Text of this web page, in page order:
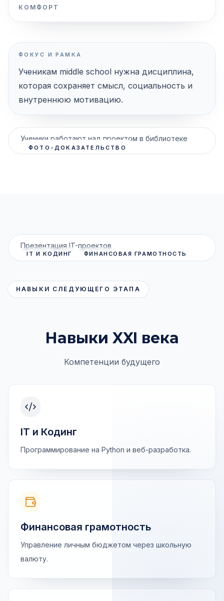
КОМФОРТ
ФОКУС И РАМКА
Ученикам middle school нужна дисциплина,
которая сохраняет смысл, социальность и
внутреннюю мотивацию.
ФОТО-ДОКАЗАТЕЛЬСТВО
Ученики работают над проектом в библиотеке
НАВЫКИ СЛЕДУЮЩЕГО ЭТАПА
Навыки XXI века
Компетенции будущего
IT и Кодинг
Программирование на Python и веб-разработка.
Финансовая грамотность
Управление личным бюджетом через школьную
валюту.
IT И КОДИНГ
ФИНАНСОВАЯ ГРАМОТНОСТЬ
Презентация IT-проектов